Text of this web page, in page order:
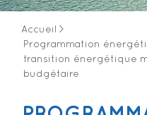
Accueil
>
Programmation
transition énergétique
budgétaire